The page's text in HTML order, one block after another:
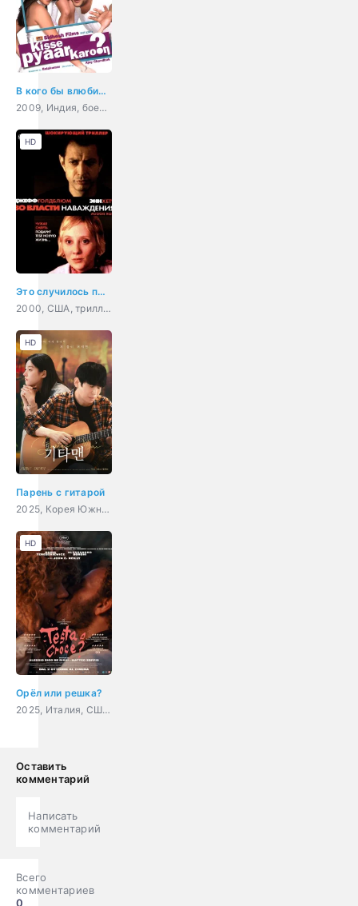
В кого бы влюбиться?
2009, Индия, боевик, драма, мелодрама, комедия, криминал
Это случилось при свете дня
2000, США, триллер, драма, мелодрама, детектив
HD
Парень с гитарой
2025, Корея Южная, драма, музыка
HD
Орёл или решка?
2025, Италия, США, драма, вестерн
HD
Оставить
комментарий
Написать
комментарий
Всего
комментариев
0